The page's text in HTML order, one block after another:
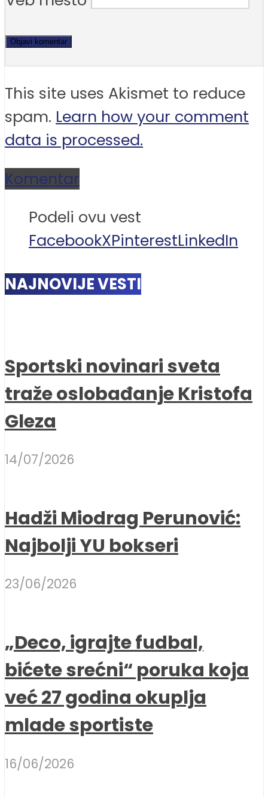
This site uses Akismet to reduce
spam. Learn how your comment
data is processed.
Komentar
Podeli ovu vest
FacebookXPinterestLinkedIn
NAJNOVIJE VESTI
Sportski novinari sveta
traže oslobađanje Kristofa
Gleza
14/07/2026
Hadži Miodrag Perunović:
Najbolji YU bokseri
23/06/2026
„Deco, igrajte fudbal,
bićete srećni“ poruka koja
već 27 godina okuplja
mlade sportiste
16/06/2026